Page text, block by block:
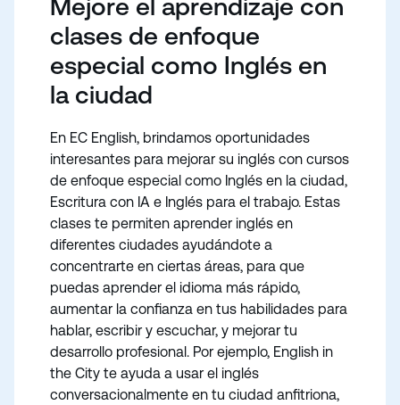
Mejore el aprendizaje con
clases de enfoque
especial como Inglés en
la ciudad
En EC English, brindamos oportunidades
interesantes para mejorar su inglés con cursos
de enfoque especial como Inglés en la ciudad,
Escritura con IA e Inglés para el trabajo. Estas
clases te permiten aprender inglés en
diferentes ciudades ayudándote a
concentrarte en ciertas áreas, para que
puedas aprender el idioma más rápido,
aumentar la confianza en tus habilidades para
hablar, escribir y escuchar, y mejorar tu
desarrollo profesional. Por ejemplo, English in
the City te ayuda a usar el inglés
conversacionalmente en tu ciudad anfitriona,